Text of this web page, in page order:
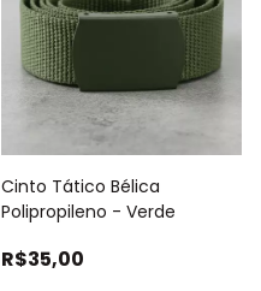
Cinto Tático Bélica
Polipropileno - Verde
R$35,00